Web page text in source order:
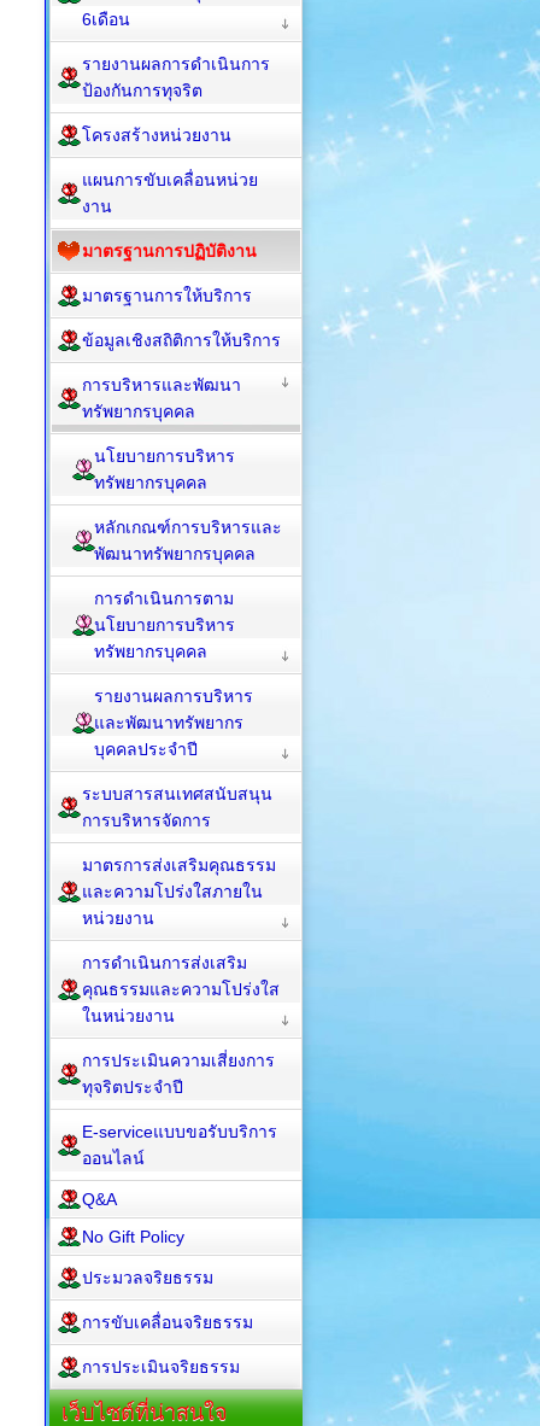
6เดือน
รายงานผลการดำเนินการ
ป้องกันการทุจริต
โครงสร้างหน่วยงาน
แผนการขับเคลื่อนหน่วย
งาน
มาตรฐานการปฏิบัติงาน
มาตรฐานการให้บริการ
ข้อมูลเชิงสถิติการให้บริการ
การบริหารและพัฒนา
ทรัพยากรบุคคล
นโยบายการบริหาร
ทรัพยากรบุคคล
หลักเกณฑ์การบริหารและ
พัฒนาทรัพยากรบุคคล
การดำเนินการตาม
นโยบายการบริหาร
ทรัพยากรบุคคล
รายงานผลการบริหาร
และพัฒนาทรัพยากร
บุคคลประจำปี
ระบบสารสนเทศสนับสนุน
การบริหารจัดการ
มาตรการส่งเสริมคุณธรรม
และความโปร่งใสภายใน
หน่วยงาน
การดำเนินการส่งเสริม
คุณธรรมและความโปร่งใส
ในหน่วยงาน
การประเมินความเสี่ยงการ
ทุจริตประจำปี
E-serviceแบบขอรับบริการ
ออนไลน์
Q&A
No Gift Policy
ประมวลจริยธรรม
การขับเคลื่อนจริยธรรม
การประเมินจริยธรรม
เว็บไซต์ที่น่าสนใจ